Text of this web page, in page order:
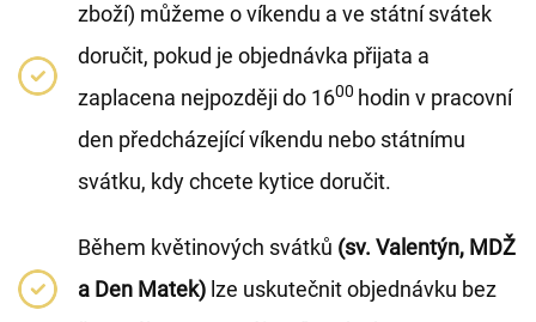
zboží) můžeme o víkendu a ve státní svátek
doručit, pokud je objednávka přijata a
zaplacena nejpozději do 1600 hodin v pracovní
den předcházející víkendu nebo státnímu
svátku, kdy chcete kytice doručit.
Během květinových svátků (sv. Valentýn, MDŽ
a Den Matek) lze uskutečnit objednávku bez